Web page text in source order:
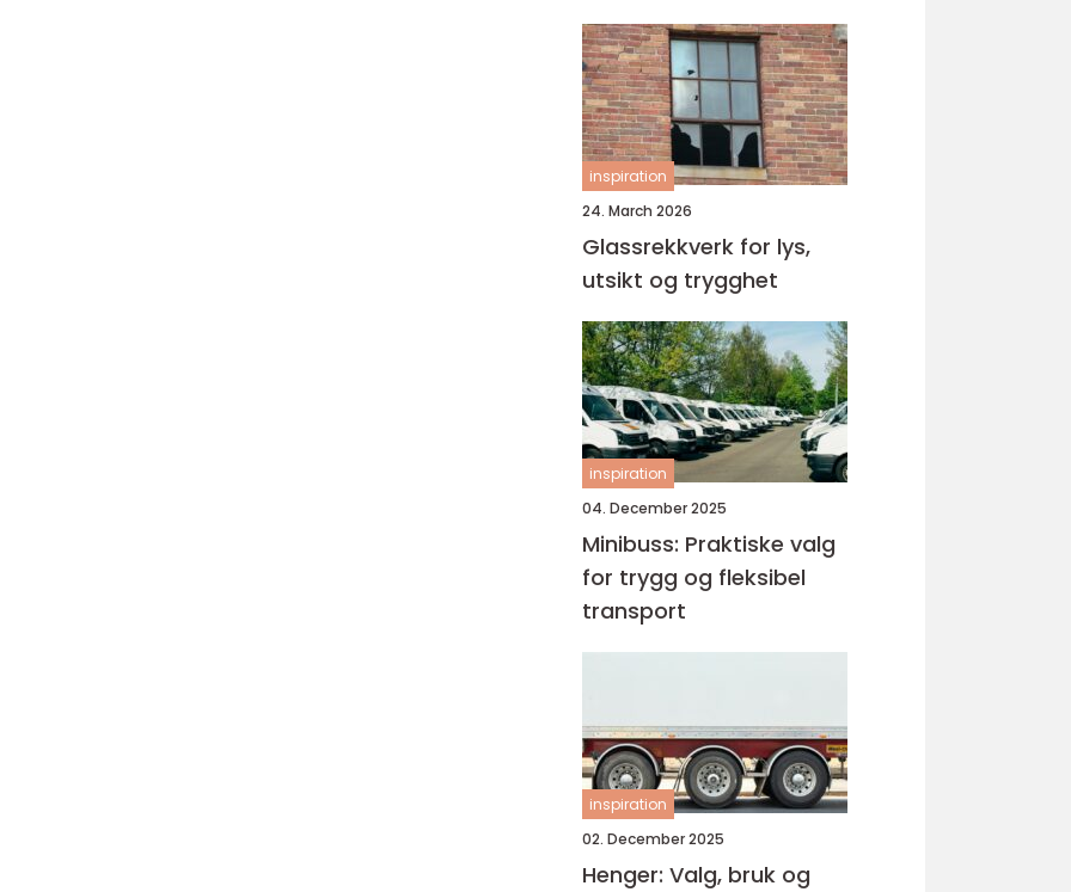
vestlandet
inspiration
24. March 2026
Glassrekkverk for lys,
utsikt og trygghet
inspiration
04. December 2025
Minibuss: Praktiske valg
for trygg og fleksibel
transport
inspiration
02. December 2025
Henger: Valg, bruk og